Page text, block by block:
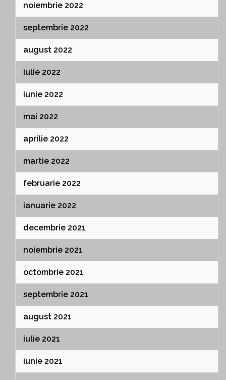
noiembrie 2022
septembrie 2022
august 2022
iulie 2022
iunie 2022
mai 2022
aprilie 2022
martie 2022
februarie 2022
ianuarie 2022
decembrie 2021
noiembrie 2021
octombrie 2021
septembrie 2021
august 2021
iulie 2021
iunie 2021